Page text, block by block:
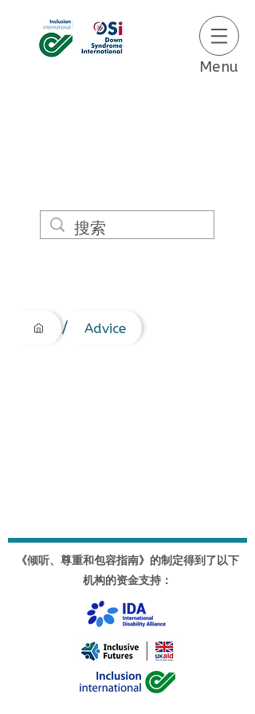
Menu
/ Advice
《倾听、尊重和包容指南》的制定得到了以下
机构的资金支持：